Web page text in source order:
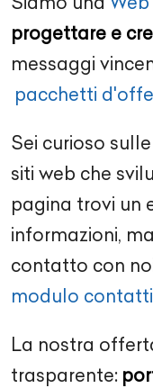
progettare e
messaggi
pacchetti
Sei curioso sulle
siti web che
pagina trovi un
informazioni,
contatto con
modulo contatti
La nostra
trasparente: